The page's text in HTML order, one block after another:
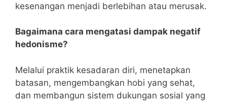
kesenangan menjadi berlebihan atau merusak.
Bagaimana cara mengatasi dampak negatif
hedonisme?
Melalui praktik kesadaran diri, menetapkan
batasan, mengembangkan hobi yang sehat,
dan membangun sistem dukungan sosial yang